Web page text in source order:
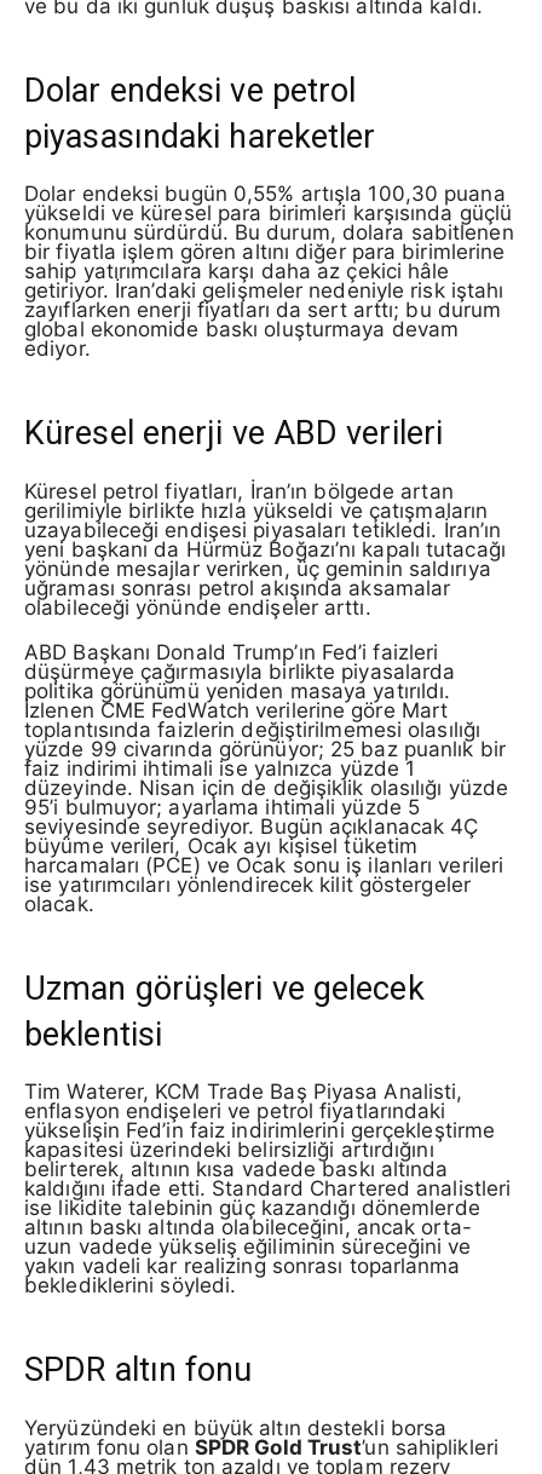
ve bu da iki günlük düşüş baskısı altında kaldı.
Dolar endeksi ve petrol
piyasasındaki hareketler
Dolar endeksi bugün 0,55% artışla 100,30 puana
yükseldi ve küresel para birimleri karşısında güçlü
konumunu sürdürdü. Bu durum, dolara sabitlenen
bir fiyatla işlem gören altını diğer para birimlerine
sahip yatırımcılara karşı daha az çekici hâle
getiriyor. İran’daki gelişmeler nedeniyle risk iştahı
zayıflarken enerji fiyatları da sert arttı; bu durum
global ekonomide baskı oluşturmaya devam
ediyor.
Küresel enerji ve ABD verileri
Küresel petrol fiyatları, İran’ın bölgede artan
gerilimiyle birlikte hızla yükseldi ve çatışmaların
uzayabileceği endişesi piyasaları tetikledi. İran’ın
yeni başkanı da Hürmüz Boğazı’nı kapalı tutacağı
yönünde mesajlar verirken, üç geminin saldırıya
uğraması sonrası petrol akışında aksamalar
olabileceği yönünde endişeler arttı.
ABD Başkanı Donald Trump’ın Fed’i faizleri
düşürmeye çağırmasıyla birlikte piyasalarda
politika görünümü yeniden masaya yatırıldı.
İzlenen CME FedWatch verilerine göre Mart
toplantısında faizlerin değiştirilmemesi olasılığı
yüzde 99 civarında görünüyor; 25 baz puanlık bir
faiz indirimi ihtimali ise yalnızca yüzde 1
düzeyinde. Nisan için de değişiklik olasılığı yüzde
95’i bulmuyor; ayarlama ihtimali yüzde 5
seviyesinde seyrediyor. Bugün açıklanacak 4Ç
büyüme verileri, Ocak ayı kişisel tüketim
harcamaları (PCE) ve Ocak sonu iş ilanları verileri
ise yatırımcıları yönlendirecek kilit göstergeler
olacak.
Uzman görüşleri ve gelecek
beklentisi
Tim Waterer, KCM Trade Baş Piyasa Analisti,
enflasyon endişeleri ve petrol fiyatlarındaki
yükselişin Fed’in faiz indirimlerini gerçekleştirme
kapasitesi üzerindeki belirsizliği artırdığını
belirterek, altının kısa vadede baskı altında
kaldığını ifade etti. Standard Chartered analistleri
ise likidite talebinin güç kazandığı dönemlerde
altının baskı altında olabileceğini, ancak orta-
uzun vadede yükseliş eğiliminin süreceğini ve
yakın vadeli kar realizing sonrası toparlanma
beklediklerini söyledi.
SPDR altın fonu
Yeryüzündeki en büyük altın destekli borsa
yatırım fonu olan SPDR Gold Trust’un sahiplikleri
dün 1,43 metrik ton azaldı ve toplam rezerv